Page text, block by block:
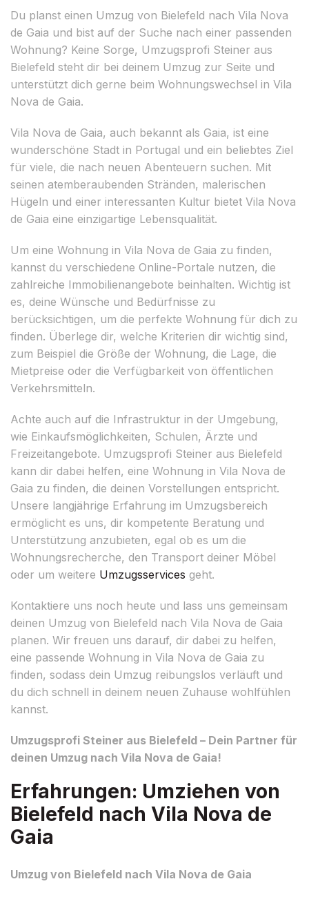
Du planst einen Umzug von Bielefeld nach Vila Nova
de Gaia und bist auf der Suche nach einer passenden
Wohnung? Keine Sorge, Umzugsprofi Steiner aus
Bielefeld steht dir bei deinem Umzug zur Seite und
unterstützt dich gerne beim Wohnungswechsel in Vila
Nova de Gaia.
Vila Nova de Gaia, auch bekannt als Gaia, ist eine
wunderschöne Stadt in Portugal und ein beliebtes Ziel
für viele, die nach neuen Abenteuern suchen. Mit
seinen atemberaubenden Stränden, malerischen
Hügeln und einer interessanten Kultur bietet Vila Nova
de Gaia eine einzigartige Lebensqualität.
Um eine Wohnung in Vila Nova de Gaia zu finden,
kannst du verschiedene Online-Portale nutzen, die
zahlreiche Immobilienangebote beinhalten. Wichtig ist
es, deine Wünsche und Bedürfnisse zu
berücksichtigen, um die perfekte Wohnung für dich zu
finden. Überlege dir, welche Kriterien dir wichtig sind,
zum Beispiel die Größe der Wohnung, die Lage, die
Mietpreise oder die Verfügbarkeit von öffentlichen
Verkehrsmitteln.
Achte auch auf die Infrastruktur in der Umgebung,
wie Einkaufsmöglichkeiten, Schulen, Ärzte und
Freizeitangebote. Umzugsprofi Steiner aus Bielefeld
kann dir dabei helfen, eine Wohnung in Vila Nova de
Gaia zu finden, die deinen Vorstellungen entspricht.
Unsere langjährige Erfahrung im Umzugsbereich
ermöglicht es uns, dir kompetente Beratung und
Unterstützung anzubieten, egal ob es um die
Wohnungsrecherche, den Transport deiner Möbel
oder um weitere Umzugsservices geht.
Kontaktiere uns noch heute und lass uns gemeinsam
deinen Umzug von Bielefeld nach Vila Nova de Gaia
planen. Wir freuen uns darauf, dir dabei zu helfen,
eine passende Wohnung in Vila Nova de Gaia zu
finden, sodass dein Umzug reibungslos verläuft und
du dich schnell in deinem neuen Zuhause wohlfühlen
kannst.
Umzugsprofi Steiner aus Bielefeld – Dein Partner für
deinen Umzug nach Vila Nova de Gaia!
Erfahrungen: Umziehen von
Bielefeld nach Vila Nova de
Gaia
Umzug von Bielefeld nach Vila Nova de Gaia